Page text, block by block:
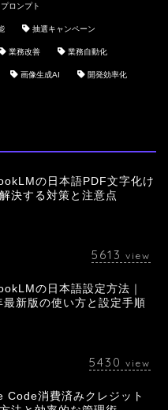
プロンプト
抽選キャンペーン
業務改善 業務自動化
画像生成AI 開発効率化
の日本語PDF文字化け
決する対策と注意点
5613 view
の日本語設定方法｜
新版の使い方と設定手順
5430 view
Code消費済みクレジット
会社概要
採用情報